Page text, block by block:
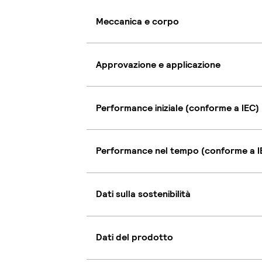
Meccanica e corpo
Approvazione e applicazione
Performance iniziale (conforme a IEC)
Performance nel tempo (conforme a
Dati sulla sostenibilità
Dati del prodotto